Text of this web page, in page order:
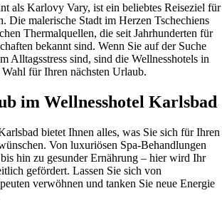
als Karlovy Vary, ist ein beliebtes Reiseziel für
Die malerische Stadt im Herzen Tschechiens
Thermalquellen, die seit Jahrhunderten für
bekannt sind. Wenn Sie auf der Suche
Alltagsstress sind, sind die Wellnesshotels in
für Ihren nächsten Urlaub.
im Wellnesshotel Karlsbad
bietet Ihnen alles, was Sie sich für Ihren
Von luxuriösen Spa-Behandlungen
hin zu gesunder Ernährung – hier wird Ihr
gefördert. Lassen Sie sich von
verwöhnen und tanken Sie neue Energie